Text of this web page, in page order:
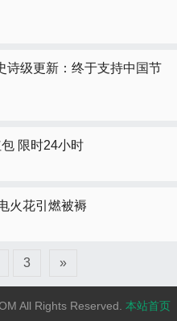
诗级更新：终于支持中国节
限时24小时
火花引燃被褥
3 »
All Rights Reserved. 本站首页